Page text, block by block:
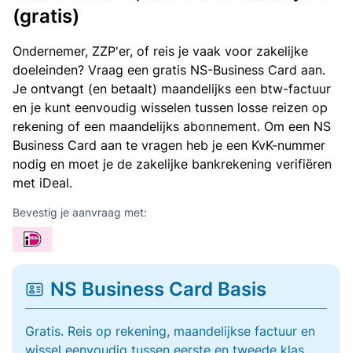
(gratis)
Ondernemer, ZZP'er, of reis je vaak voor zakelijke
doeleinden? Vraag een gratis NS-Business Card aan.
Je ontvangt (en betaalt) maandelijks een btw-factuur
en je kunt eenvoudig wisselen tussen losse reizen op
rekening of een maandelijks abonnement. Om een NS
Business Card aan te vragen heb je een KvK-nummer
nodig en moet je de zakelijke bankrekening verifiëren
met iDeal.
Bevestig je aanvraag met:
NS Business Card Basis
Gratis. Reis op rekening, maandelijkse factuur en
wissel eenvoudig tussen eerste en tweede klas